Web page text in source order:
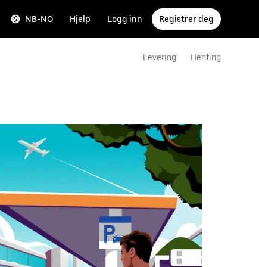
NB-NO Hjelp Logg inn Registrer deg
Levering Henting